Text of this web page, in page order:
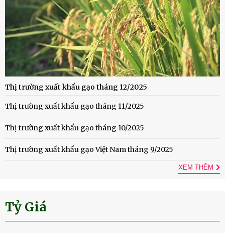
Thị trường xuất khẩu gạo tháng 12/2025
Thị trường xuất khẩu gạo tháng 11/2025
Thị trường xuất khẩu gạo tháng 10/2025
Thị trường xuất khẩu gạo Việt Nam tháng 9/2025
XEM THÊM
Tỷ Giá